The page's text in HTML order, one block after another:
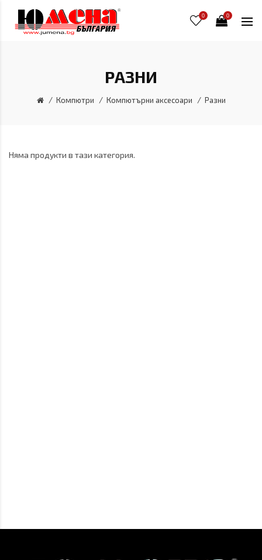
0 0
РАЗНИ
Компютри Компютърни аксесоари Разни
Няма продукти в тази категория.